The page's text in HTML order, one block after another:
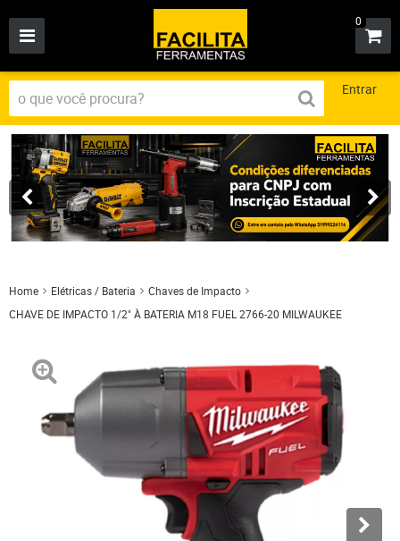
0
Entrar
Home Elétricas / Bateria
Chaves de Impacto
CHAVE DE IMPACTO 1/2" À BATERIA M18 FUEL 2766-20 MILWAUKEE